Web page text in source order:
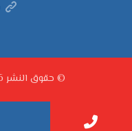
© حقوق النشر 2026. كل الحقوق محفوظة.